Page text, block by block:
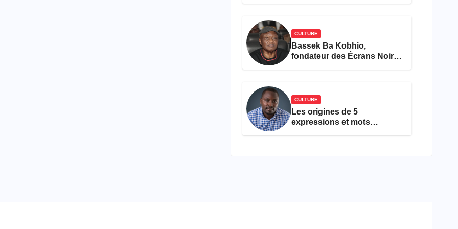
CULTURE
Bassek Ba Kobhio,
fondateur des Écrans Noirs,
CULTURE
Les origines de 5
expressions et mots